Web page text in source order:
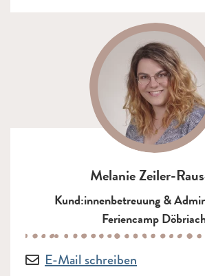
Melanie Zeiler-
Kund:innenbetreuung &
Feriencamp
E-Mail:
E-Mail schreiben